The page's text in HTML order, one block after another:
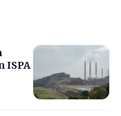
ISPA